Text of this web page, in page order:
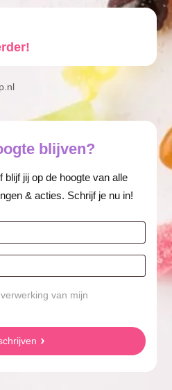
blijven?
blijf jij op de hoogte van alle
& acties. Schrijf je nu in!
van mijn